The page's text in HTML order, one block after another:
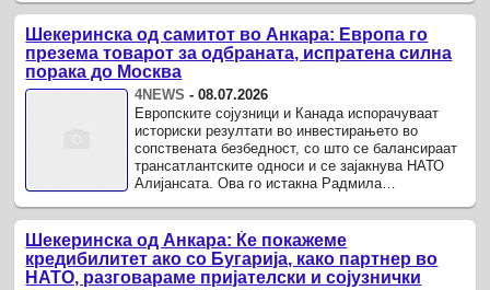
Шекеринска од самитот во Анкара: Европа го
презема товарот за одбраната, испратена силна
порака до Москва
4NEWS -08.07.2026
Европските сојузници и Канада испорачуваат
историски резултати во инвестирањето во
сопствената безбедност, со што се балансираат
трансатлантските односи и се зајакнува НАТО
Алијансата. Ова го истакна Радмила
реализирано на Самитот на ...
Шекеринска од Анкара: Ќе покажеме
кредибилитет ако со Бугарија, како партнер во
НАТО, разговараме пријателски и сојузнички